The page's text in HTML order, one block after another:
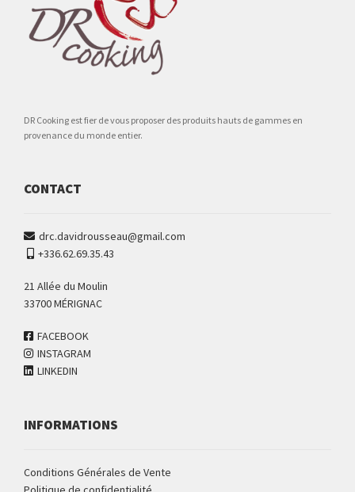
DR Cooking est fier de vous proposer des produits hauts de gammes en
provenance du monde entier.
CONTACT
drc.davidrousseau@gmail.com
+336.62.69.35.43
21 Allée du Moulin
33700 MÉRIGNAC
FACEBOOK
INSTAGRAM
LINKEDIN
INFORMATIONS
Conditions Générales de Vente